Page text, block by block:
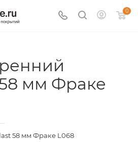
0
мм Фраке
58 мм Фраке L068